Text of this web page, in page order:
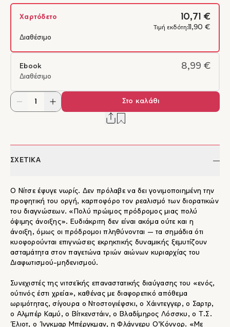
Χαρτόδετο 10,71 €
Τιμή εκδότη: 11,90 €
Διαθέσιμο
Ebook 8,99 €
Διαθέσιμο
Στο καλάθι
ΣΧΕΤΙΚΑ
Ο Νίτσε έφυγε νωρίς. Δεν πρόλαβε να δει γονιμοποιημένη την
προφητική του οργή, καρποφόρο τον ρεαλισμό των διορατικών
του διαγνώσεων. «Πολύ πρώιμος πρόδρομος μιας πολύ
όψιμης άνοιξης». Ευδιάκριτη δεν είναι ακόμα ούτε και η
άνοιξη, όμως οι πρόδρομοι πληθύνονται — τα σημάδια ότι
κυοφορούνται επιγνώσεις εκρηκτικής δυναμικής ξεμυτίζουν
ασταμάτητα στον παγετώνα τριών αιώνων κυριαρχίας του
Διαφωτισμού-μηδενισμού.
Συνεχιστές της νιτσεϊκής επαναστατικής διαύγασης του «ενός,
ούτινός έστι χρεία», καθένας με διαφορετικό απόθεμα
ωριμότητας, σίγουρα ο Ντοστογιέφσκι, ο Χάιντεγγερ, ο Σαρτρ,
ο Αλμπέρ Καμύ, ο Βίτκενστάιν, ο Βλαδίμηρος Λόσσκυ, ο Τ.Σ.
Έλιοτ, ο Ίνγκμαρ Μπέργκμαν, η Φλάννερυ Ο’Κόννορ. «Με